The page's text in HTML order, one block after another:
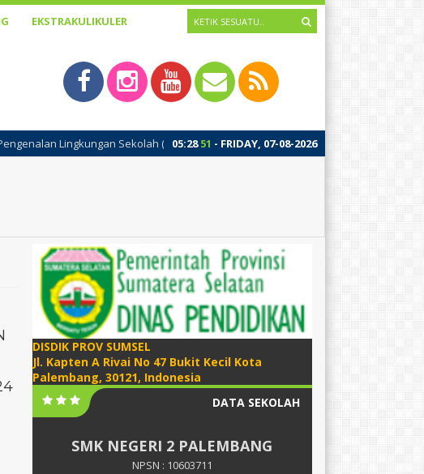
EKSTRAKULIKULER
05:28 52 - FRIDAY, 07-08-2026
Sekolah (MPLS). MPLS adalah kegiatan pertama masuk sekolah sebagai
DISDIK PROV SUMSEL
Jl. Kapten A Rivai No 47 Bukit Kecil Kota
Palembang, 30121, Indonesia
DATA SEKOLAH
SMK NEGERI 2 PALEMBANG
NPSN : 10603711